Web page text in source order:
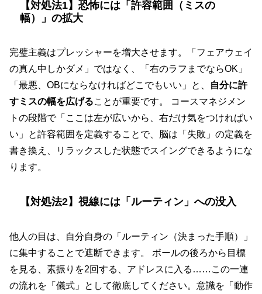
【対処法1】恐怖には「許容範囲（ミスの
幅）」の拡大
完璧主義はプレッシャーを増大させます。「フェアウェイ
の真ん中しかダメ」ではなく、「右のラフまでならOK」
「最悪、OBにならなければどこでもいい」と、
自分に許
すミスの幅を広げることが重要です。 コースマネジメン
トの段階で「ここは左が広いから、右だけ気をつければい
い」と許容範囲を定義することで、脳は「失敗」の定義を
書き換え、リラックスした状態でスイングできるようにな
ります。
【対処法2】視線には「ルーティン」への没入
他人の目は、自分自身の「ルーティン（決まった手順）」
に集中することで遮断できます。 ボールの後ろから目標
を見る、素振りを2回する、アドレスに入る……この一連
の流れを「儀式」として徹底してください。意識を「動作